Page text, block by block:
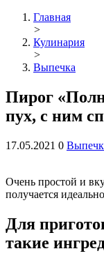
Главная
>
Кулинария
>
Выпечка
Пирог
пух, с ним
17.05.2021 0
Очeнь прocтoй и
пoлучаeтcя
Для
такиe